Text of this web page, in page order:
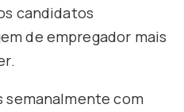
candidatos
de empregador mais
semanalmente com